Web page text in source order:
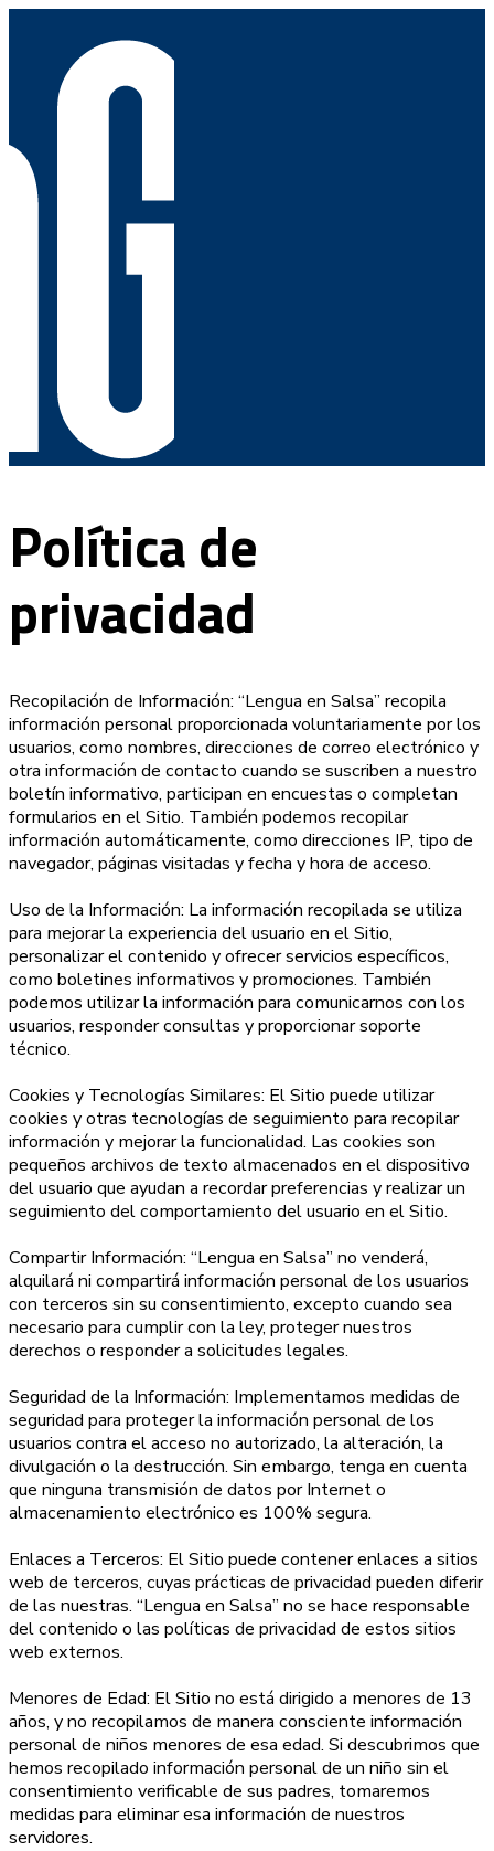
Política de
privacidad
Recopilación de Información: “Lengua en Salsa” recopila
información personal proporcionada voluntariamente por los
usuarios, como nombres, direcciones de correo electrónico y
otra información de contacto cuando se suscriben a nuestro
boletín informativo, participan en encuestas o completan
formularios en el Sitio. También podemos recopilar
información automáticamente, como direcciones IP, tipo de
navegador, páginas visitadas y fecha y hora de acceso.
Uso de la Información: La información recopilada se utiliza
para mejorar la experiencia del usuario en el Sitio,
personalizar el contenido y ofrecer servicios específicos,
como boletines informativos y promociones. También
podemos utilizar la información para comunicarnos con los
usuarios, responder consultas y proporcionar soporte
técnico.
Cookies y Tecnologías Similares: El Sitio puede utilizar
cookies y otras tecnologías de seguimiento para recopilar
información y mejorar la funcionalidad. Las cookies son
pequeños archivos de texto almacenados en el dispositivo
del usuario que ayudan a recordar preferencias y realizar un
seguimiento del comportamiento del usuario en el Sitio.
Compartir Información: “Lengua en Salsa” no venderá,
alquilará ni compartirá información personal de los usuarios
con terceros sin su consentimiento, excepto cuando sea
necesario para cumplir con la ley, proteger nuestros
derechos o responder a solicitudes legales.
Seguridad de la Información: Implementamos medidas de
seguridad para proteger la información personal de los
usuarios contra el acceso no autorizado, la alteración, la
divulgación o la destrucción. Sin embargo, tenga en cuenta
que ninguna transmisión de datos por Internet o
almacenamiento electrónico es 100% segura.
Enlaces a Terceros: El Sitio puede contener enlaces a sitios
web de terceros, cuyas prácticas de privacidad pueden diferir
de las nuestras. “Lengua en Salsa” no se hace responsable
del contenido o las políticas de privacidad de estos sitios
web externos.
Menores de Edad: El Sitio no está dirigido a menores de 13
años, y no recopilamos de manera consciente información
personal de niños menores de esa edad. Si descubrimos que
hemos recopilado información personal de un niño sin el
consentimiento verificable de sus padres, tomaremos
medidas para eliminar esa información de nuestros
servidores.